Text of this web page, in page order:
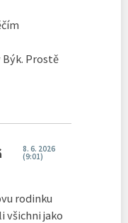
Prostě
8. 6. 2026
(9:01)
rodinku
všichni jako